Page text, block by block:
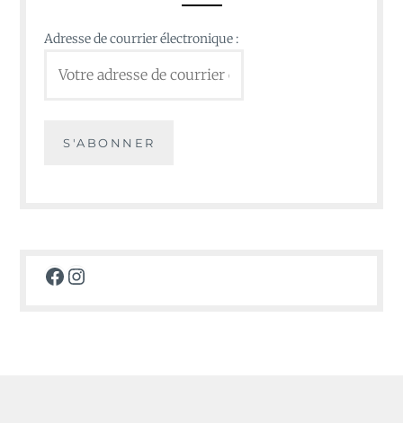
Adresse de courrier électronique :
Facebook
Instagram